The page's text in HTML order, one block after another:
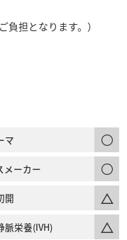
負担となります。）
マ
メーカー
開
脈栄養(IVH)